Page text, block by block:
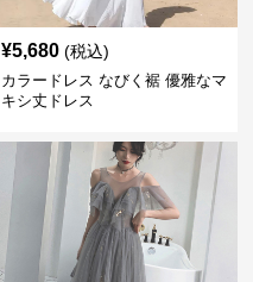
¥5,680 (税込)
カラードレス なびく裾 優雅なマ
キシ丈ドレス